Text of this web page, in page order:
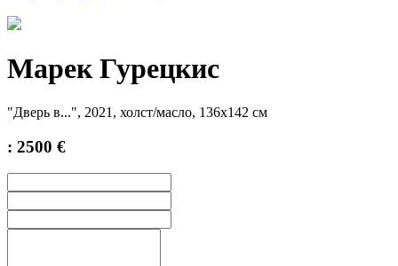
Марек Гурецкис
"Дверь в...", 2021, холст/масло, 136х142 см
: 2500 €